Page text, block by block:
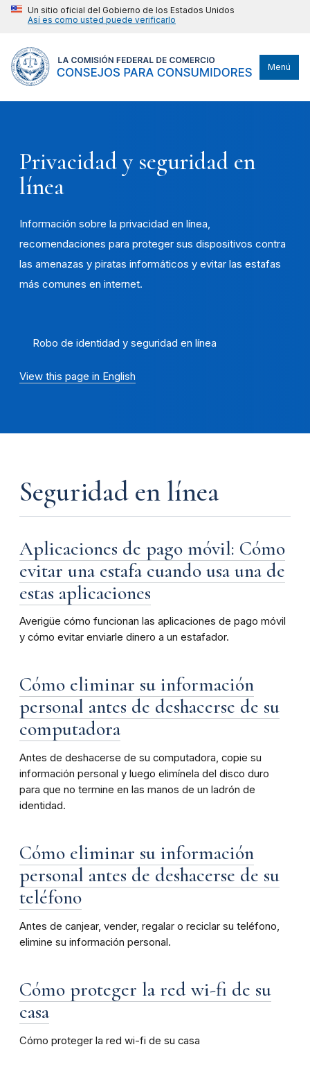
Un sitio oficial del Gobierno de los Estados Unidos
Así es como usted puede verificarlo
Menú
Privacidad y seguridad en
línea
Información sobre la privacidad en línea,
recomendaciones para proteger sus dispositivos contra
las amenazas y piratas informáticos y evitar las estafas
más comunes en internet.
Robo de identidad y seguridad en línea
View this page in English
Seguridad en línea
Aplicaciones de pago móvil: Cómo
evitar una estafa cuando usa una de
estas aplicaciones
Averigüe cómo funcionan las aplicaciones de pago móvil
y cómo evitar enviarle dinero a un estafador.
Cómo eliminar su información
personal antes de deshacerse de su
computadora
Antes de deshacerse de su computadora, copie su
información personal y luego elimínela del disco duro
para que no termine en las manos de un ladrón de
identidad.
Cómo eliminar su información
personal antes de deshacerse de su
teléfono
Antes de canjear, vender, regalar o reciclar su teléfono,
elimine su información personal.
Cómo proteger la red wi-fi de su
casa
Cómo proteger la red wi-fi de su casa